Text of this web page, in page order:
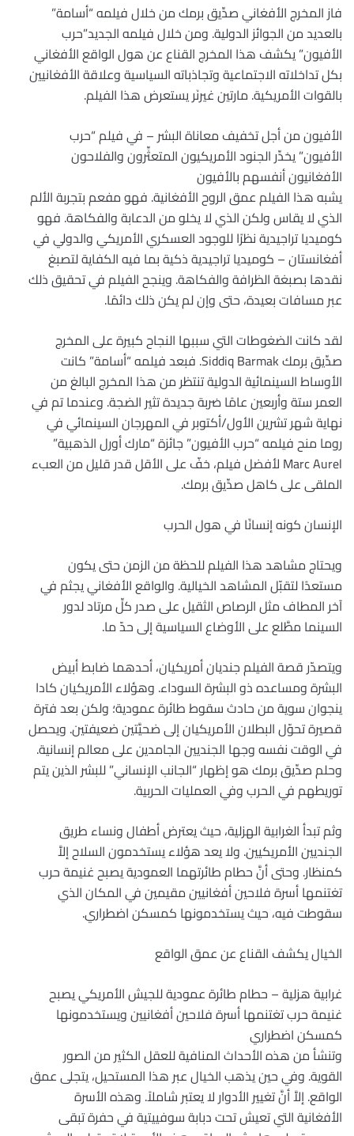
فاز المخرج الأفغاني صدِّيق برمك من خلال فيلمه “أسامة”
بالعديد من الجوائز الدولية. ومن خلال فيلمه الجديد”حرب
الأفيون” يكشف هذا المخرج القناع عن هول الواقع الأفغاني
بكل تداخلاته الاجتماعية وتجاذباته السياسية وعلاقة الأفغانيين
بالقوات الأمريكية. مارتين غيرنَر يستعرض هذا الفيلم.
الأفيون من أجل تخفيف معاناة البشر – في فيلم “حرب
الأفيون” يخدِّر الجنود الأمريكيون المتعثِّرون والفلاحون
الأفغانيون أنفسهم بالأفيون
يشبه هذا الفيلم عمق الروح الأفغانية. فهو مفعم بتجربة الألم
الذي لا يقاس ولكن الذي لا يخلو من الدعابة والفكاهة. فهو
كوميديا تراجيدية نظرًا للوجود العسكري الأمريكي والدولي في
أفغانستان – كوميديا تراجيدية ذكية بما فيه الكفاية لتصبغ
نقدها بصبغة الظرافة والفكاهة. وينجح الفيلم في تحقيق ذلك
عبر مسافات بعيدة، حتى وإن لم يكن ذلك دائمًا.
لقد كانت الضغوطات التي سببها النجاح كبيرة على المخرج
صدِّيق برمك Siddiq Barmak. فبعد فيلمه “أسامة” كانت
الأوساط السينمائية الدولية تنتظر من هذا المخرج البالغ من
العمر ستة وأربعين عامًا ضربة جديدة تثير الضجة. وعندما تم في
نهاية شهر تشرين الأول/أكتوبر في المهرجان السينمائي في
روما منح فيلمه “حرب الأفيون” جائزة “مارك أورل الذهبية”
Marc Aurel لأفضل فيلم، خفّ على الأقل قدر قليل من العبء
الملقى على كاهل صدِّيق برمك.
الإنسان كونه إنسانًا في هول الحرب
ويحتاج مشاهد هذا الفيلم للحظة من الزمن حتى يكون
مستعدًا لتقبّل المشاهد الخيالية. والواقع الأفغاني يجثم في
آخر المطاف مثل الرصاص الثقيل على صدر كلِّ مرتاد لدور
السينما مطَّلع على الأوضاع السياسية إلى حدّ ما.
ويتصدّر قصة الفيلم جنديان أمريكيان، أحدهما ضابط أبيض
البشرة ومساعده ذو البشرة السوداء. وهؤلاء الأمريكيان كادا
ينجوان سوية من حادث سقوط طائرة عمودية؛ ولكن بعد فترة
قصيرة تحوّل البطلان الأمريكيان إلى ضحيَّتين ضعيفتين. ويحصل
في الوقت نفسه وجها الجنديين الجامدين على معالم إنسانية.
وحلم صدِّيق برمك هو إظهار “الجانب الإنساني” للبشر الذين يتم
توريطهم في الحرب وفي العمليات الحربية.
وثم تبدأ الغرابية الهزلية، حيث يعترض أطفال ونساء طريق
الجنديين الأمريكيين. ولا يعد هؤلاء يستخدمون السلاح إلاَّ
كمنظار. وحتى أنَّ حطام طائرتهما العمودية يصبح غنيمة حرب
تغتنمها أسرة فلاحين أفغانيين مقيمين في المكان الذي
سقوطت فيه، حيث يستخدمونها كمسكن اضطراري.
الخيال يكشف القناع عن عمق الواقع
غرابية هزلية – حطام طائرة عمودية للجيش الأمريكي يصبح
غنيمة حرب تغتنمها أسرة فلاحين أفغانيين ويستخدمونها
كمسكن اضطراري
وتنشأ من هذه الأحداث المنافية للعقل الكثير من الصور
القوية. وفي حين يذهب الخيال عبر هذا المستحيل، يتجلى عمق
الواقع. إلاَّ أنَّ تغيير الأدوار لا يعتبر شاملاً. وهذه الأسرة
الأفغانية التي تعيش تحت دبابة سوفييتية في حفرة تبقى